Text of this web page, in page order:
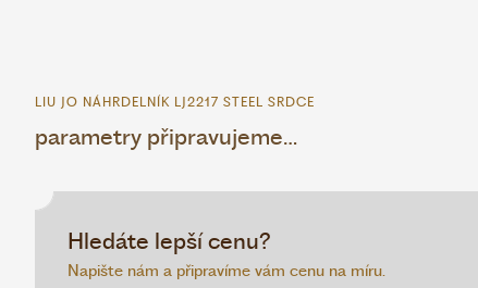
LIU JO NÁHRDELNÍK LJ2217 STEEL SRDCE
parametry připravujeme…
Hledáte lepší cenu?
Napište nám a připravíme vám cenu na míru.